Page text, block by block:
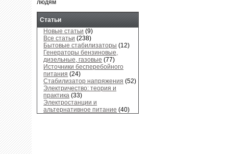
людям
Статьи
Новые статьи (9)
Все статьи (238)
Бытовые стабилизаторы (12)
Генераторы бензиновые,
дизельные, газовые (77)
Источники бесперебойного
питания (24)
Стабилизатор напряжения (52)
Электричество: теория и
практика (33)
Электростанции и
альтернативное питание (40)